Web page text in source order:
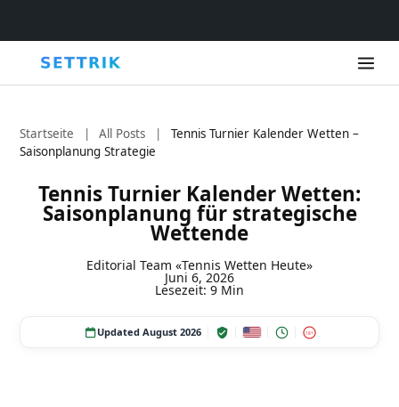
Startseite | All Posts |
Tennis Turnier Kalender Wetten –
Saisonplanung Strategie
Tennis Turnier Kalender Wetten:
Saisonplanung für strategische
Wettende
Editorial Team «Tennis Wetten Heute»
Juni 6, 2026
Lesezeit: 9 Min
Updated August 2026 18+